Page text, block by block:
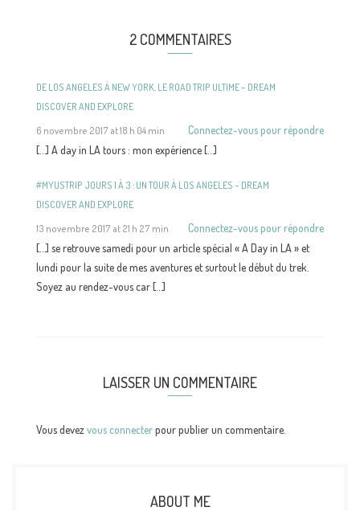
2 COMMENTAIRES
DE LOS ANGELES À NEW YORK, LE ROAD TRIP ULTIME – DREAM
DISCOVER AND EXPLORE
6 novembre 2017 at 18 h 04 min
Connectez-vous pour répondre
[…] A day in LA tours : mon expérience […]
#MYUSTRIP JOURS 1 À 3 : UN TOUR À LOS ANGELES – DREAM
DISCOVER AND EXPLORE
13 novembre 2017 at 21 h 27 min
Connectez-vous pour répondre
[…] se retrouve samedi pour un article spécial « A Day in LA » et
lundi pour la suite de mes aventures et surtout le début du trek.
Soyez au rendez-vous car […]
LAISSER UN COMMENTAIRE
Vous devezvous connecterpour publier un commentaire.
ABOUT ME